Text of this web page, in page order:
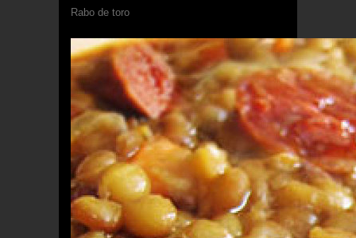
Rabo de toro